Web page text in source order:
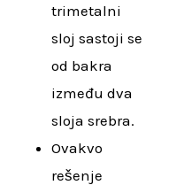
trimetalni
sloj sastoji se
od bakra
između dva
sloja srebra.
Ovakvo
rešenje